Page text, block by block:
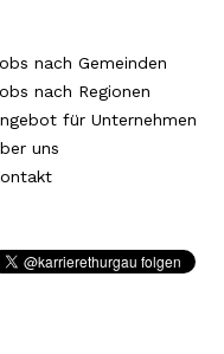
nach Gemeinden
nach Regionen
für Unternehmen
uns